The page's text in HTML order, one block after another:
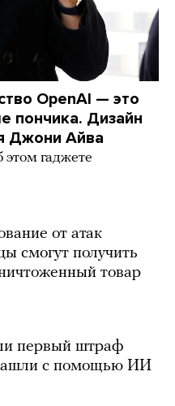
OpenAI — это
пончика. Дизайн
Джони Айва
этом гаджете
от атак
смогут получить
товар
первый штраф
с помощью ИИ